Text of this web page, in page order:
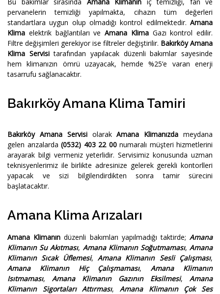
pervanelerin temizliği yapılmakta, cihazın tüm değerleri
standartlara uygun olup olmadığı kontrol edilmektedir. Amana
Klima elektrik bağlantıları ve Amana KlimaGazı kontrol edilir.
Filtre değişimleri gerekiyor ise filtreler değiştirilir. Bakırköy Amana
Klima Servisitarafından yapılacak düzenli bakımlar sayesinde
hem klimanızın ömrü uzayacak, hemde %25’e varan enerji
tasarrufu sağlanacaktır.
Bakırköy Amana Klima Tamiri
Bakırköy Amana ServisiolarakAmana Klimanızda meydana
gelen arızalarda (0532) 403 22 00numaralı müşteri hizmetlerini
arayarak bilgi vermeniz yeterlidir. Servisimiz konusunda uzman
teknisyenlerimiz ile birlikte adresinize gelerek gerekli kontorlleri
yapacak ve sizi bilgilendirdikten sonra tamir sürecini
başlatacaktır.
Amana Klima Arızaları
Amana Klimanın düzenli bakımları yapılmadığı taktirde;Amana
Klimanın Su Akıtması, Amana Klimanın Soğutmaması,Amana
Klimanın Sıcak Üflemesi,Amana Klimanın Sesli Çalışması,
Amana Klimanın Hiç Çalışmaması,Amana Klimanın
Isıtmaması, Amana Klimanın Gazının Eksilmesi, Amana
Klimanın Sigortaları Attırması,Amana Klimanın Çok Ses